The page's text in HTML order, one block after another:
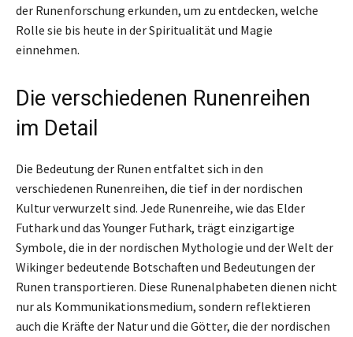
der Runenforschung erkunden, um zu entdecken, welche
Rolle sie bis heute in der Spiritualität und Magie
einnehmen.
Die verschiedenen Runenreihen
im Detail
Die Bedeutung der Runen entfaltet sich in den
verschiedenen Runenreihen, die tief in der nordischen
Kultur verwurzelt sind. Jede Runenreihe, wie das Elder
Futhark und das Younger Futhark, trägt einzigartige
Symbole, die in der nordischen Mythologie und der Welt der
Wikinger bedeutende Botschaften und Bedeutungen der
Runen transportieren. Diese Runenalphabeten dienen nicht
nur als Kommunikationsmedium, sondern reflektieren
auch die Kräfte der Natur und die Götter, die der nordischen